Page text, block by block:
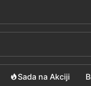
Sada na Akciji